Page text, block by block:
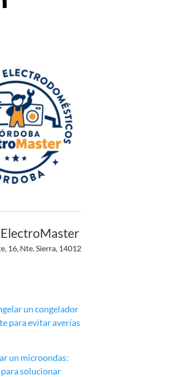
16, Nte. Sierra, 14012
un congelador
para evitar averías
un microondas:
solucionar